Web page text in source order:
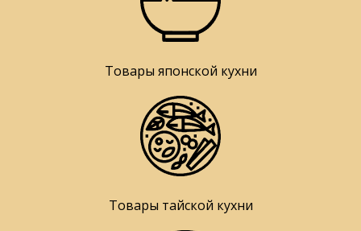
Товары японской кухни
Товары тайской кухни